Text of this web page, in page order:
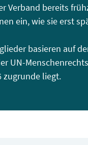
Verband bereits
ein, wie sie erst
basieren auf
UN-
zugrunde liegt.